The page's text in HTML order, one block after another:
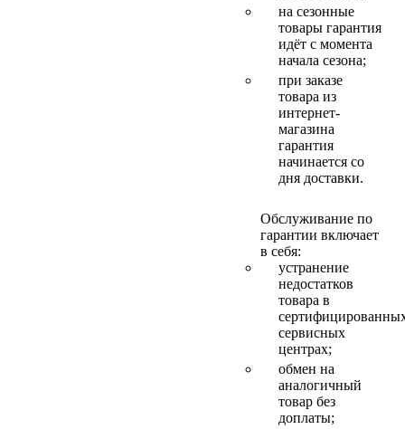
на сезонные
товары гарантия
идёт с момента
начала сезона;
при заказе
товара из
интернет-
магазина
гарантия
начинается со
дня доставки.
Обслуживание по
гарантии включает
в себя:
устранение
недостатков
товара в
сервисных
центрах;
обмен на
аналогичный
товар без
доплаты;